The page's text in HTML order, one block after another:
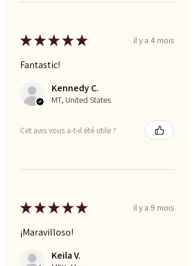
★★★★★ il y a 4 mois
Fantastic!
Kennedy C.
MT, United States
Cet avis vous a-t-il été utile ?
★★★★★ il y a 9 mois
¡Maravilloso!
Keila V.